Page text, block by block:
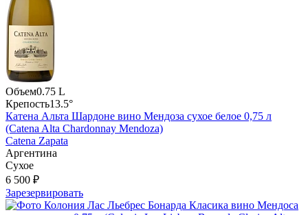
Объем0.75 L
Крепость13.5°
Катена Альта Шардоне вино Мендоза сухое белое 0,75 л
(Catena Alta Chardonnay Mendoza)
Catena Zapata
Аргентина
Сухое
6 500 ₽
Зарезервировать